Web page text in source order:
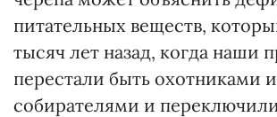
питательных веществ,
тысяч лет назад, когда наши
перестали быть охотниками и
собирателями и